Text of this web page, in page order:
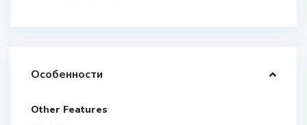
Особенности
Other Features